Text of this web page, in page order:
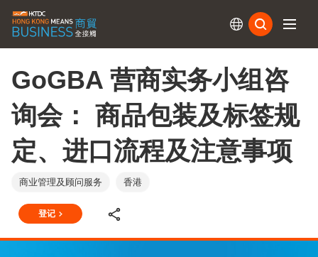
GoGBA 营商实务小组咨
询会： 商品包装及标签规
定、进口流程及注意事项
商业管理及顾问服务 香港
登记